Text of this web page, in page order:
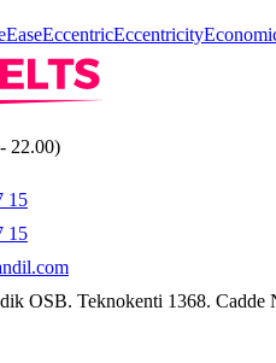
EaseEccentricEccentricity
22.00)
15
15
OSB. Teknokenti 1368.